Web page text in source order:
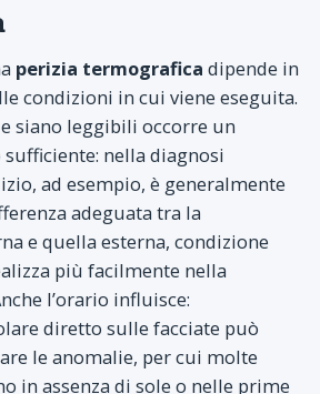
perizia termografica dipende in
condizioni in cui viene eseguita.
siano leggibili occorre un
nella diagnosi
ad esempio, è generalmente
adeguata tra la
e quella esterna, condizione
più facilmente nella
l’orario influisce:
diretto sulle facciate può
le anomalie, per cui molte
in assenza di sole o nelle prime